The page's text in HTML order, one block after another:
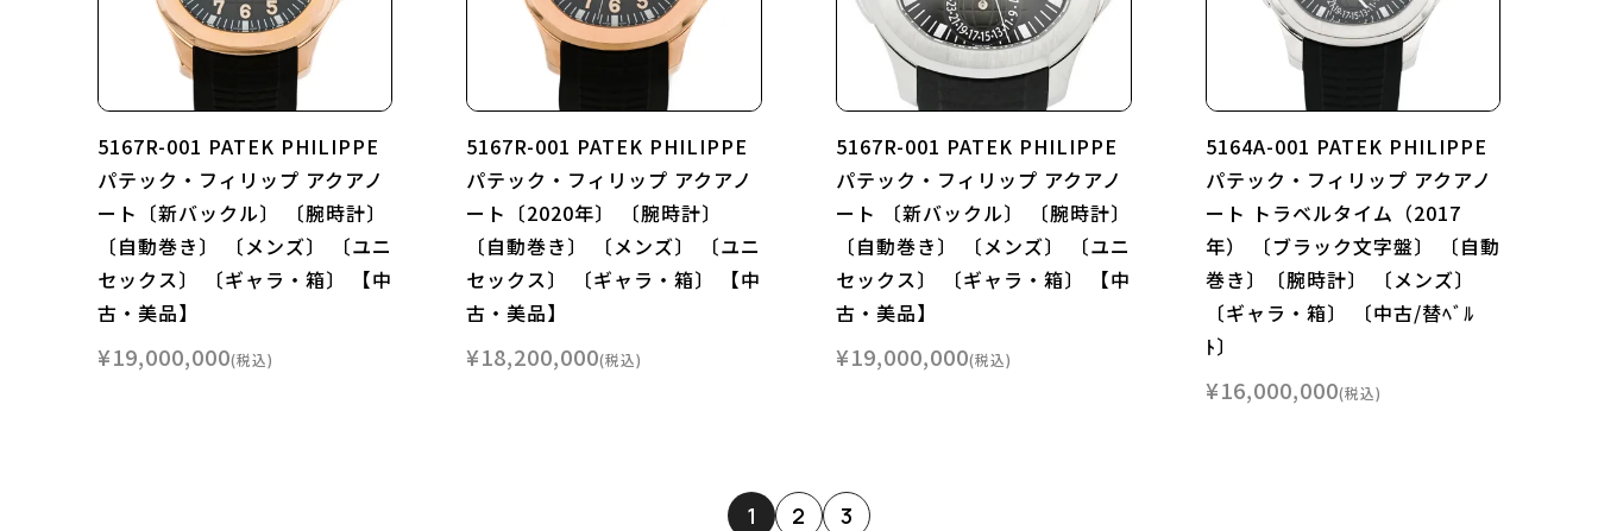
5167R-001 PATEK PHILIPPE
パテック・フィリップ アクアノ
ート〔新バックル〕 〔腕時計〕
〔自動巻き〕 〔メンズ〕 〔ユニ
セックス〕 〔ギャラ・箱〕 【中
古・美品】
¥19,000,000 税込
5167R-001 PATEK PHILIPPE
パテック・フィリップ アクアノ
ート〔2020年〕 〔腕時計〕
〔自動巻き〕 〔メンズ〕 〔ユニ
セックス〕 〔ギャラ・箱〕 【中
古・美品】
¥18,200,000 税込
5167R-001 PATEK PHILIPPE
パテック・フィリップ アクアノ
ート 〔新バックル〕 〔腕時計〕
〔自動巻き〕 〔メンズ〕 〔ユニ
セックス〕 〔ギャラ・箱〕 【中
古・美品】
¥19,000,000 税込
5164A-001 PATEK PHILIPPE
パテック・フィリップ アクアノ
ート トラベルタイム（2017
年） 〔ブラック文字盤〕 〔自動
巻き〕〔腕時計〕 〔メンズ〕
〔ギャラ・箱〕 〔中古/替ﾍﾞﾙ
ﾄ〕
¥16,000,000 税込
1 2 3